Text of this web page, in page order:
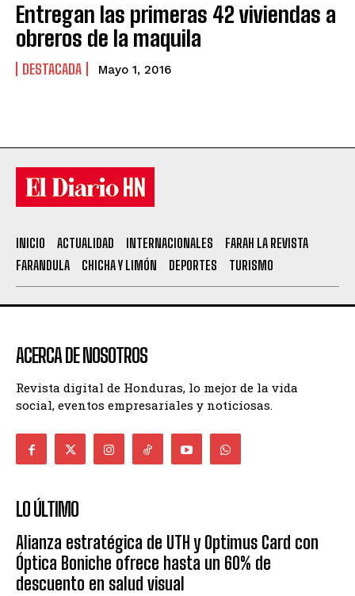
Entregan las primeras 42 viviendas a
obreros de la maquila
DESTACADA Mayo 1, 2016
INICIO ACTUALIDAD INTERNACIONALES
FARAH LA REVISTA
FARANDULA
CHICHA Y LIMÓN DEPORTES TURISMO
ACERCA DE NOSOTROS
Revista digital de Honduras, lo mejor de la vida
social, eventos empresariales y noticiosas.
LO ÚLTIMO
Alianza estratégica de UTH y Optimus Card con
Óptica Boniche ofrece hasta un 60% de
descuento en salud visual